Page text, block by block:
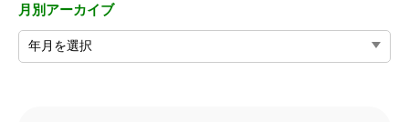
月別アーカイブ